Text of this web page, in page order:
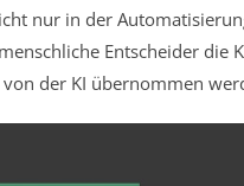
nur in der
Entscheider die
der KI übernommen